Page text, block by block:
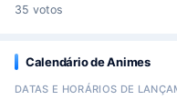
35 votos
Calendário de Animes
DATAS E HORÁRIOS DE